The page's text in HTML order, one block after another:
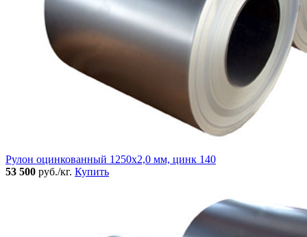
Рулон оцинкованный 1250х2,0 мм, цинк 140
53 500 руб./кг. Купить